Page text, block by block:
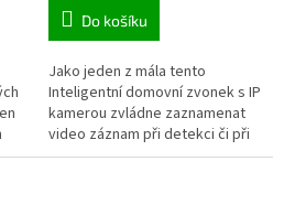
Do košíku
Jako jeden z mála tento
Inteligentní domovní zvonek s IP
kamerou zvládne zaznamenat
video záznam při detekci či při
zazvonění. Pomocí aplikace